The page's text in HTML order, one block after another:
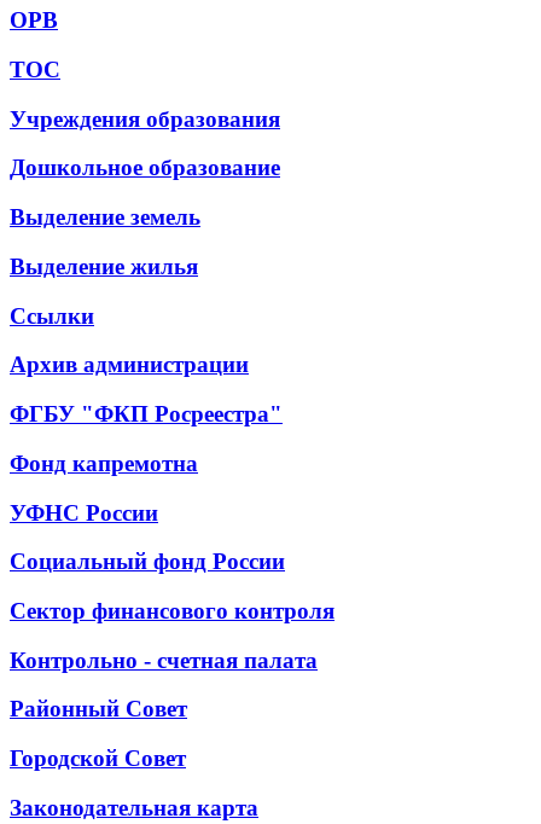
ОРВ
ТОС
Учреждения образования
Дошкольное образование
Выделение земель
Выделение жилья
Ссылки
Архив администрации
ФГБУ "ФКП Росреестра"
Фонд капремотна
УФНС России
Социальный фонд России
Сектор финансового контроля
Контрольно - счетная палата
Районный Совет
Городской Совет
Законодательная карта